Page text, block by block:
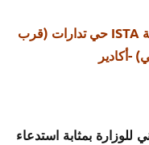
المعهد المتخصص للتكنولوجيا التطبيقية ISTA حي تدارات (قرب
-أكادير
للوزارة بمثابة استدعاء